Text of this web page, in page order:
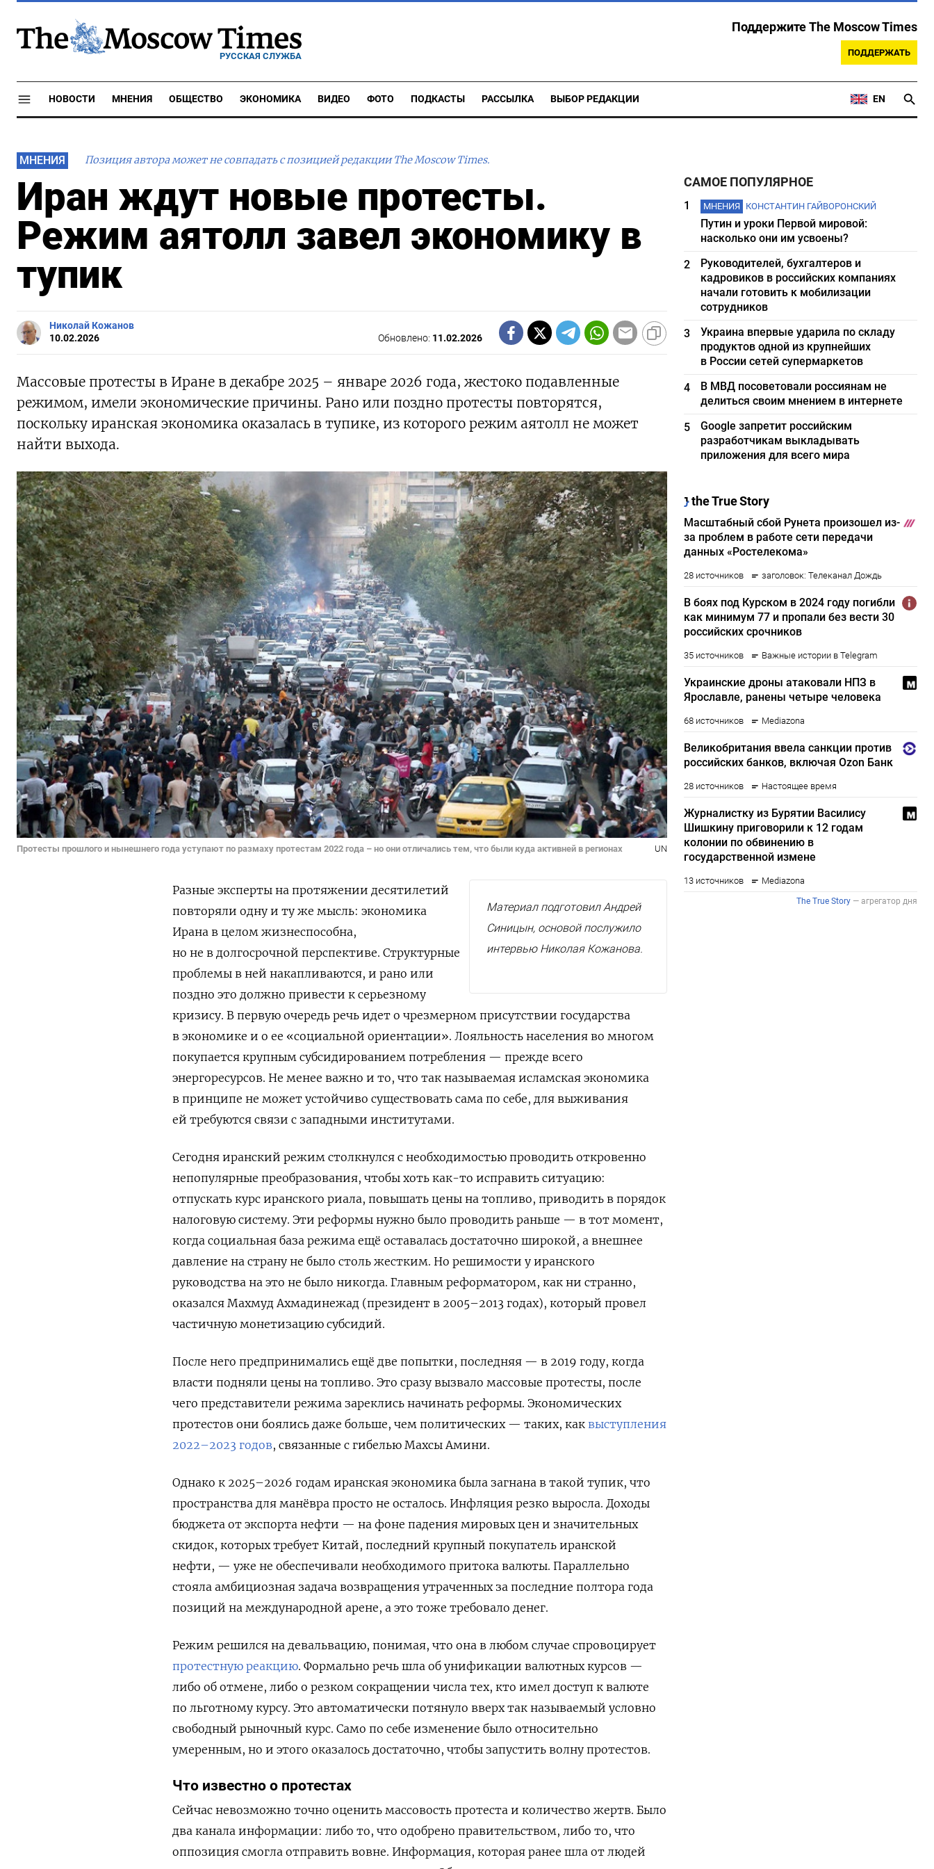
РУССКАЯ СЛУЖБА
Поддержите The Moscow Times
ПОДДЕРЖАТЬ
НОВОСТИ МНЕНИЯ ОБЩЕСТВО ЭКОНОМИКА ВИДЕО ФОТО ПОДКАСТЫ РАССЫЛКА ВЫБОР РЕДАКЦИИ EN
МНЕНИЯ Позиция автора может не совпадать с позицией редакции The Moscow Times.
Иран ждут новые протесты.
Режим аятолл завел экономику в
тупик
Николай Кожанов
10.02.2026
Обновлено: 11.02.2026
Массовые протесты в Иране в декабре 2025 – январе 2026 года, жестоко подавленные
режимом, имели экономические причины. Рано или поздно протесты повторятся,
поскольку иранская экономика оказалась в тупике, из которого режим аятолл не может
найти выхода.
Протесты прошлого и нынешнего года уступают по размаху протестам 2022 года – но они отличались тем, что были куда активней в регионах UN
Материал подготовил Андрей
Синицын, основой послужило
интервью Николая Кожанова.
Разные эксперты на протяжении десятилетий
повторяли одну и ту же мысль: экономика
Ирана в целом жизнеспособна,
но не в долгосрочной перспективе. Структурные
проблемы в ней накапливаются, и рано или
поздно это должно привести к серьезному
кризису. В первую очередь речь идет о чрезмерном присутствии государства
в экономике и о ее «социальной ориентации». Лояльность населения во многом
покупается крупным субсидированием потребления — прежде всего
энергоресурсов. Не менее важно и то, что так называемая исламская экономика
в принципе не может устойчиво существовать сама по себе, для выживания
ей требуются связи с западными институтами.
Сегодня иранский режим столкнулся с необходимостью проводить откровенно
непопулярные преобразования, чтобы хоть как-то исправить ситуацию:
отпускать курс иранского риала, повышать цены на топливо, приводить в порядок
налоговую систему. Эти реформы нужно было проводить раньше — в тот момент,
когда социальная база режима ещё оставалась достаточно широкой, а внешнее
давление на страну не было столь жестким. Но решимости у иранского
руководства на это не было никогда. Главным реформатором, как ни странно,
оказался Махмуд Ахмадинежад (президент в 2005–2013 годах), который провел
частичную монетизацию субсидий.
После него предпринимались ещё две попытки, последняя — в 2019 году, когда
власти подняли цены на топливо. Это сразу вызвало массовые протесты, после
чего представители режима зареклись начинать реформы. Экономических
протестов они боялись даже больше, чем политических — таких, как выступления
2022–2023 годов, связанные с гибелью Махсы Амини.
Однако к 2025–2026 годам иранская экономика была загнана в такой тупик, что
пространства для манёвра просто не осталось. Инфляция резко выросла. Доходы
бюджета от экспорта нефти — на фоне падения мировых цен и значительных
скидок, которых требует Китай, последний крупный покупатель иранской
нефти, — уже не обеспечивали необходимого притока валюты. Параллельно
стояла амбициозная задача возвращения утраченных за последние полтора года
позиций на международной арене, а это тоже требовало денег.
Режим решился на девальвацию, понимая, что она в любом случае спровоцирует
протестную реакцию. Формально речь шла об унификации валютных курсов —
либо об отмене, либо о резком сокращении числа тех, кто имел доступ к валюте
по льготному курсу. Это автоматически потянуло вверх так называемый условно
свободный рыночный курс. Само по себе изменение было относительно
умеренным, но и этого оказалось достаточно, чтобы запустить волну протестов.
Что известно о протестах
Сейчас невозможно точно оценить массовость протеста и количество жертв. Было
два канала информации: либо то, что одобрено правительством, либо то, что
оппозиция смогла отправить вовне. Информация, которая ранее шла от людей
САМОЕ ПОПУЛЯРНОЕ
1 МНЕНИЯ КОНСТАНТИН ГАЙВОРОНСКИЙ
Путин и уроки Первой мировой:
насколько они им усвоены?
2
Руководителей, бухгалтеров и
кадровиков в российских компаниях
начали готовить к мобилизации
сотрудников
3
Украина впервые ударила по складу
продуктов одной из крупнейших
в России сетей супермаркетов
4
В МВД посоветовали россиянам не
делиться своим мнением в интернете
5
Google запретит российским
разработчикам выкладывать
приложения для всего мира